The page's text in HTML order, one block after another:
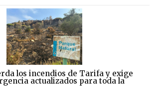
los incendios de Tarifa y exige
actualizados para toda la